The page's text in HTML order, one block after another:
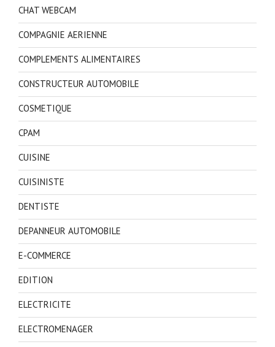
CHAT WEBCAM
COMPAGNIE AERIENNE
COMPLEMENTS ALIMENTAIRES
CONSTRUCTEUR AUTOMOBILE
COSMETIQUE
CPAM
CUISINE
CUISINISTE
DENTISTE
DEPANNEUR AUTOMOBILE
E-COMMERCE
EDITION
ELECTRICITE
ELECTROMENAGER